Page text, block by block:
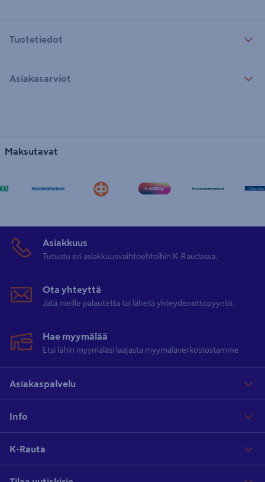
Tuotetiedot
Asiakasarviot
Maksutavat
Asiakkuus
Tutustu eri asiakkuusvaihtoehtoihin K-Raudassa.
Ota yhteyttä
Jätä meille palautetta tai lähetä yhteydenottopyyntö.
Hae myymälää
Etsi lähin myymäläsi laajasta myymäläverkostostamme
Asiakaspalvelu
Info
K-Rauta